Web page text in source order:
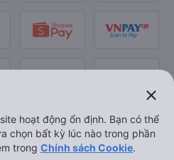
close
hoạt động ổn định. Bạn có thể
chọn bất kỳ lúc nào trong phần
trong Chính sách Cookie.